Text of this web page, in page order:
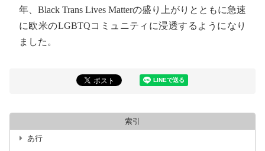
年、Black Trans Lives Matterの盛り上がりとともに急速
に欧米のLGBTQコミュニティに浸透するようになり
ました。
索引
あ行